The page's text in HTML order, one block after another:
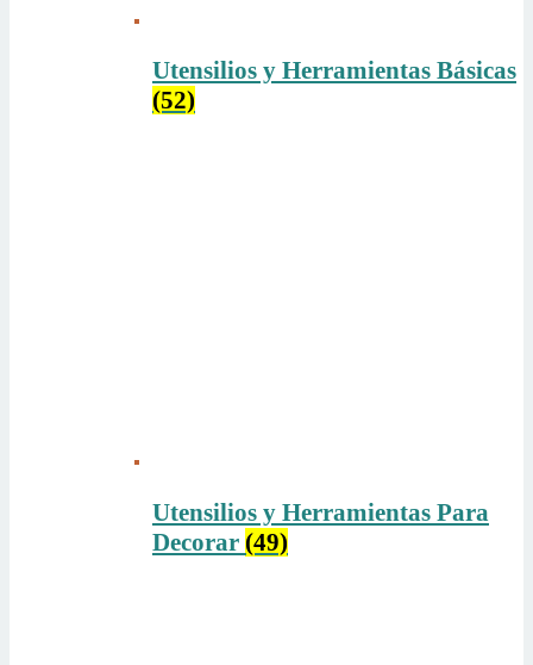
Utensilios y Herramientas Básicas
(52)
Utensilios y Herramientas Para
Decorar (49)